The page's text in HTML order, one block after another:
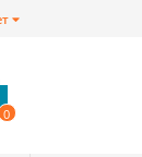
0